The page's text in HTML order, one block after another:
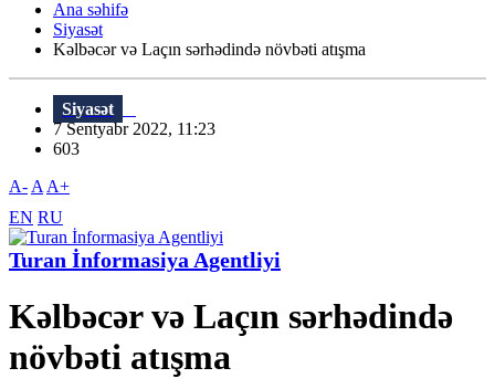
Ana səhifə
Siyasət
Kəlbəcər və Laçın sərhədində növbəti atışma
Siyasət
7 Sentyabr 2022, 11:23
603
A- A A+
EN RU
Turan İnformasiya Agentliyi
Kəlbəcər və Laçın sərhədində
növbəti atışma